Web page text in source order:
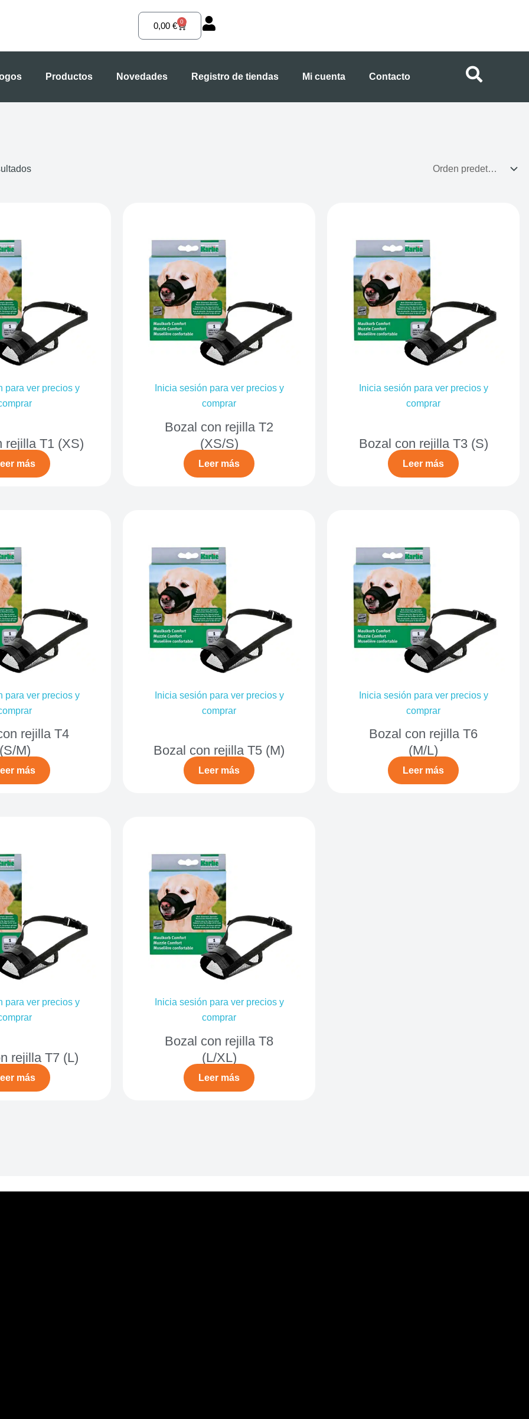
0,00 € 0
Carrito
Productos Novedades Registro de tiendas Mi cuenta Contacto
para ver precios y
rejilla T1 (XS)
más
Inicia sesión para ver precios y
comprar
Bozal con rejilla T2
(XS/S)
Leer más
Inicia sesión para ver precios y
comprar
Bozal con rejilla T3 (S)
Leer más
para ver precios y
rejilla T4
M)
más
Inicia sesión para ver precios y
comprar
Bozal con rejilla T5 (M)
Leer más
Inicia sesión para ver precios y
comprar
Bozal con rejilla T6
(M/L)
Leer más
para ver precios y
rejilla T7 (L)
más
Inicia sesión para ver precios y
comprar
Bozal con rejilla T8
(L/XL)
Leer más